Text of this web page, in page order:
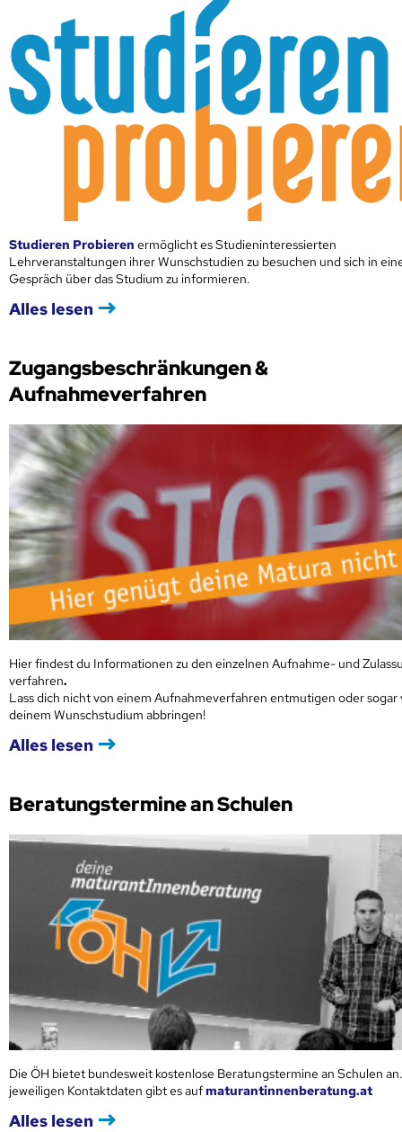
Studieren Probieren ermöglicht es Studieninteressierten
Lehrveranstaltungen ihrer Wunschstudien zu besuchen und sich in
Gespräch über das Studium zu informieren.
Alles lesen
Zugangsbeschränkungen &
Aufnahmeverfahren
Hier findest du Informationen zu den einzelnen Aufnahme- und
verfahren.
Lass dich nicht von einem Aufnahmeverfahren entmutigen oder sogar
deinem Wunschstudium abbringen!
Alles lesen
Beratungstermine an Schulen
Die ÖH bietet bundesweit kostenlose Beratungstermine an Schulen
jeweiligen Kontaktdaten gibt es aufmaturantinnenberatung.at
Alles lesen